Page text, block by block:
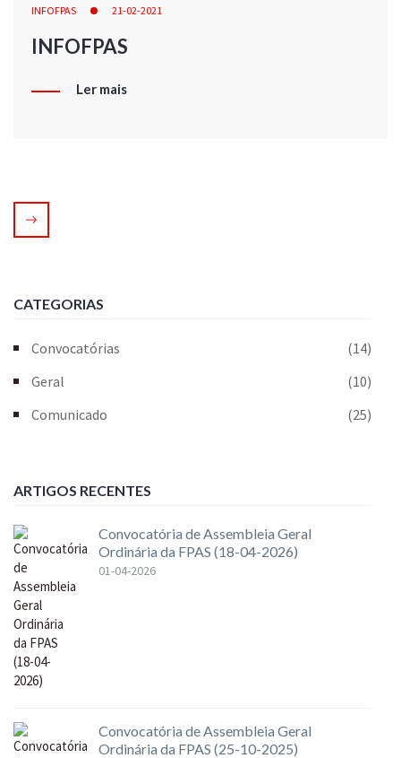
INFOFPAS 21-02-2021
INFOFPAS
Ler mais
CATEGORIAS
Convocatórias
(14)
Geral
(10)
Comunicado
(25)
ARTIGOS RECENTES
Convocatória de Assembleia Geral
Ordinária da FPAS (18-04-2026)
01-04-2026
Convocatória de Assembleia Geral
Ordinária da FPAS (25-10-2025)